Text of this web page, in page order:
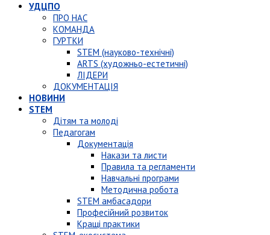
УДЦПО
ПРО НАС
КОМАНДА
ГУРТКИ
STEM (науково-технічні)
ARTS (художньо-естетичні)
ЛІДЕРИ
ДОКУМЕНТАЦІЯ
НОВИНИ
STEM
Дітям та молоді
Педагогам
Документація
Накази та листи
Правила та регламенти
Навчальні програми
Методична робота
STEM амбасадори
Професійний розвиток
Кращі практики